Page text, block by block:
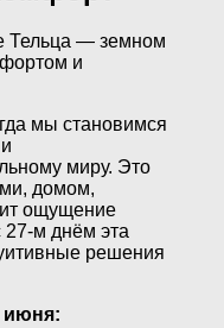
Тельца — земном
и
мы становимся
миру. Это
домом,
ощущение
27-м днём эта
решения
июня: